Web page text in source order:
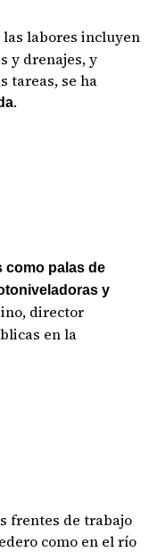
las labores incluyen
y drenajes, y
tareas, se ha
.
como palas de
y
director
en la
frentes de trabajo
como en el río